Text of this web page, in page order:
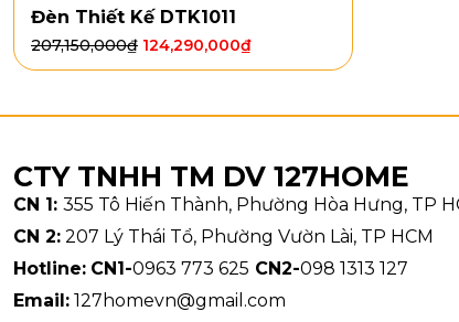
Kiểu
Đèn
dải nước
chiếc
vàng từ
Đèn Thiết Kế DTK1011
207,150,000₫ 124,290,000₫
CTY TNHH TM DV 127HOME
CN 1: 355 Tô Hiến Thành, Phường Hòa Hưng, TP
CN 2: 207 Lý Thái Tổ, Phường Vườn Lài, TP HCM
Hotline: CN1-0963 773 625 CN2-098 1313 127
Email: 127homevn@gmail.com